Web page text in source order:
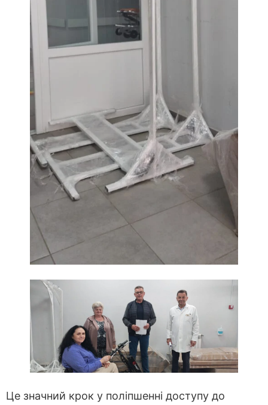
Це значний крок у поліпшенні доступу до